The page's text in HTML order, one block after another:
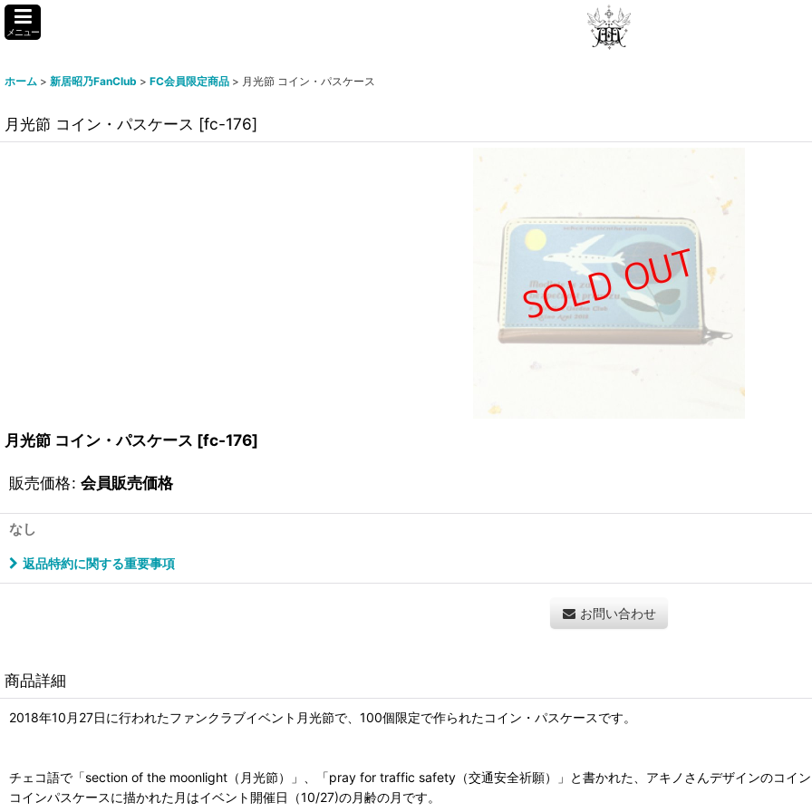
メニュー
ホーム > 新居昭乃FanClub > FC会員限定商品 > 月光節 コイン・パスケース
月光節 コイン・パスケース [fc-176]
月光節 コイン・パスケース [fc-176]
販売価格: 会員販売価格
なし
返品特約に関する重要事項
お問い合わせ
商品詳細
2018年10月27日に行われたファンクラブイベント月光節で、100個限定で作られたコイン・パスケースです。
チェコ語で「section of the moonlight（月光節）」、「pray for traffic safety（交通安全祈願）」と書かれた、アキノさんデザインのコイ
コインパスケースに描かれた月はイベント開催日（10/27)の月齢の月です。